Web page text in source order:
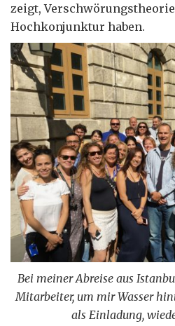
zeigt,
Hochkonjunktur haben.
Bei meiner Abreise aus
Mitarbeiter, um mir Wasser
als Einladung,